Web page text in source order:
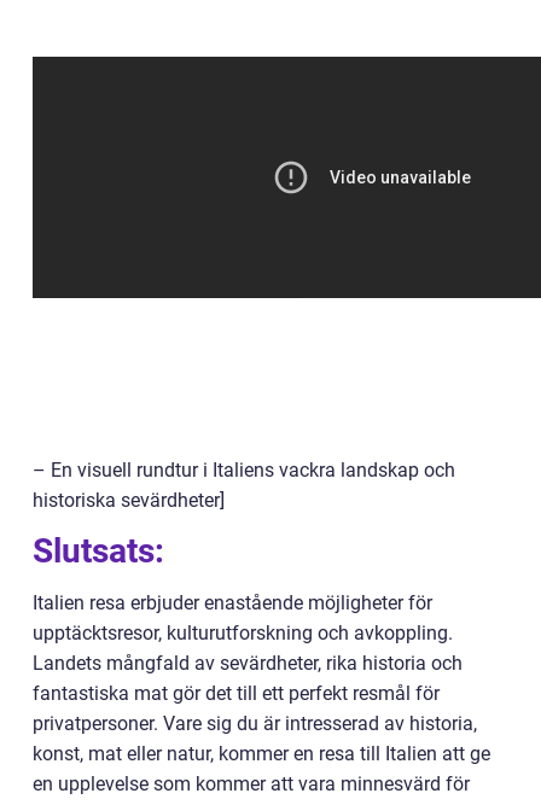
– En visuell rundtur i Italiens vackra landskap och
historiska sevärdheter]
Slutsats:
Italien resa erbjuder enastående möjligheter för
upptäcktsresor, kulturutforskning och avkoppling.
Landets mångfald av sevärdheter, rika historia och
fantastiska mat gör det till ett perfekt resmål för
privatpersoner. Vare sig du är intresserad av historia,
konst, mat eller natur, kommer en resa till Italien att ge
en upplevelse som kommer att vara minnesvärd för